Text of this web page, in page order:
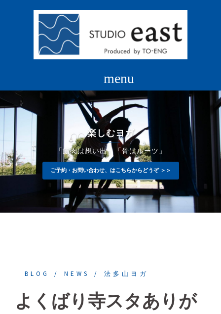
キ
楽しむヨガ
「筋肉は想い出」「骨はルーツ」
ご予約・お問い合わせ、はこちらからどうぞ ＞＞
BLOG NEWS 法多山ヨガ
よくばり寺スタありが